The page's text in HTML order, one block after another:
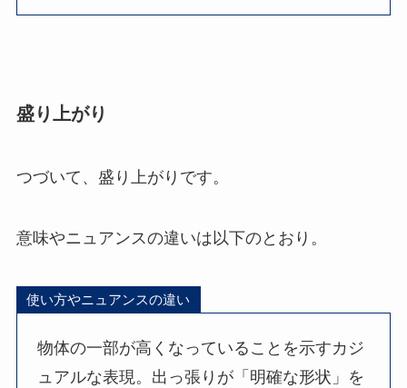
盛り上がり
つづいて、盛り上がりです。
意味やニュアンスの違いは以下のとおり。
使い方やニュアンスの違い
物体の一部が高くなっていることを示すカジ
ュアルな表現。出っ張りが「明確な形状」を